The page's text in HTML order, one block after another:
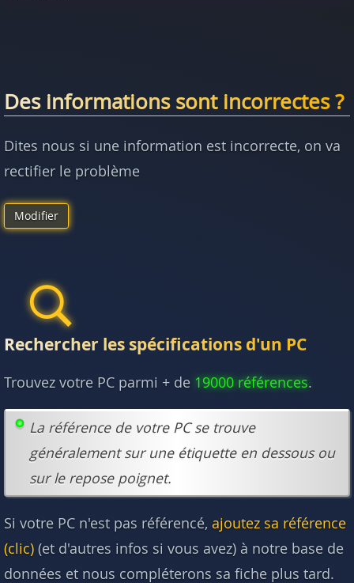
Des informations sont incorrectes ?
Dites nous si une information est incorrecte, on va
rectifier le problème
Modifier
Rechercher les spécifications d'un PC
Trouvez votre PC parmi + de 19000 références.
La référence de votre PC se trouve
généralement sur une étiquette en dessous ou
sur le repose poignet.
Si votre PC n'est pas référencé, ajoutez sa référence
(clic) (et d'autres infos si vous avez) à notre base de
données et nous compléterons sa fiche plus tard.